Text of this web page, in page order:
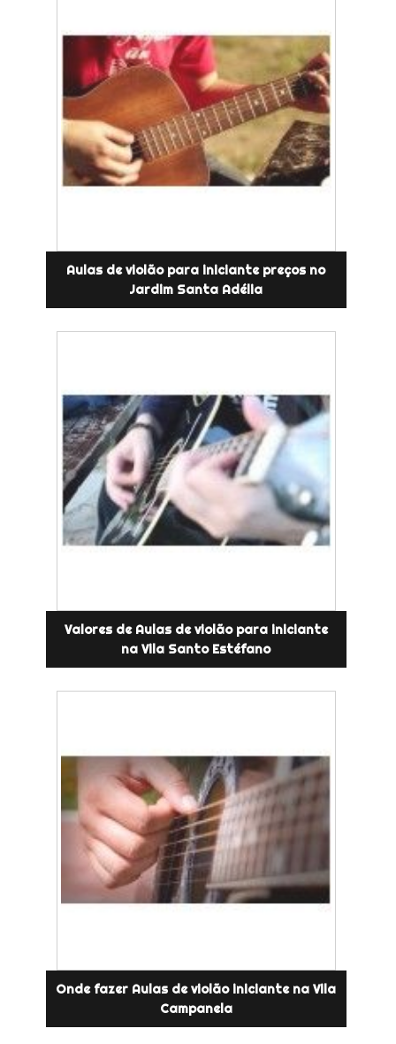
Aulas de violão para iniciante preços no
Jardim Santa Adélia
Valores de Aulas de violão para iniciante
na Vila Santo Estéfano
Onde fazer Aulas de violão iniciante na Vila
Campanela